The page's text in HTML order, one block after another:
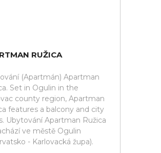
RUŽICA
(Apartmán) Apartman
Set in Ogulin in the
county region, Apartman
features a balcony and city
Ubytování Apartman Ružica
ve městě Ogulin
- Karlovacká župa).